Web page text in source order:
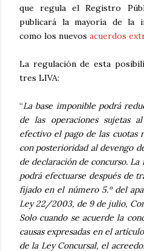
que regula el Registro
publicará la mayoría de la
como los nuevos acuerdos
La regulación de esta
tres LIVA:
“La base imponible podrá
de las operaciones sujetas
efectivo el pago de las cuotas
con posterioridad al devengo
de declaración de concurso.
podrá efectuarse después de
fijado en el número 5.º del
Ley 22/2003, de 9 de julio,
Solo cuando se acuerde la
causas expresadas en el artículo
de la Ley Concursal, el